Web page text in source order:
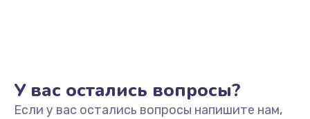
У вас остались вопросы?
Если у вас остались вопросы напишите нам,